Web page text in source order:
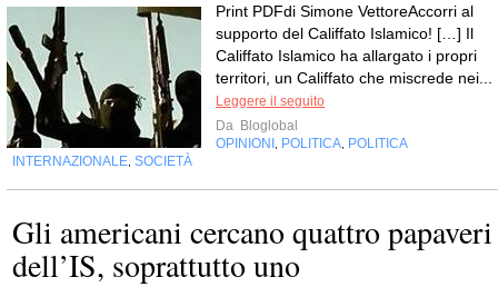
Print PDFdi Simone VettoreAccorri al
supporto del Califfato Islamico! […] Il
Califfato Islamico ha allargato i propri
territori, un Califfato che miscrede nei...
Leggere il seguito
Da Bloglobal
OPINIONI
POLITICA POLITICA
INTERNAZIONALE SOCIETÀ
Gli americani cercano quattro papaveri
dell’IS, soprattutto uno